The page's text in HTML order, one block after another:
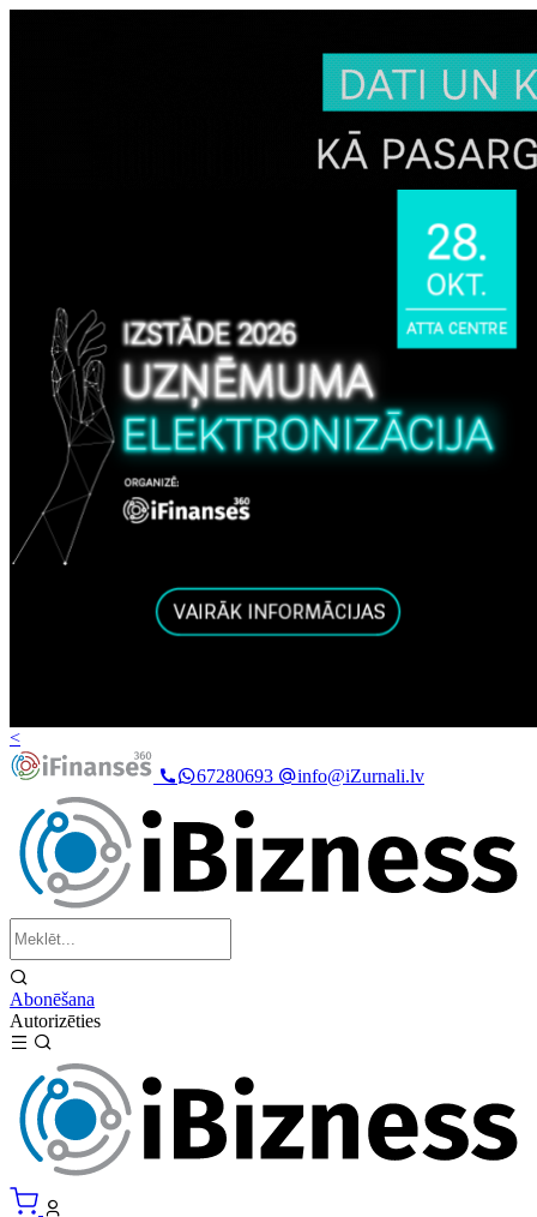
<
67280693
info@iZurnali.lv
Abonēšana
Autorizēties